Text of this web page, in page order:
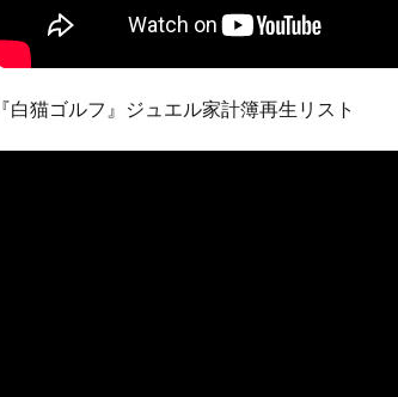
『白猫ゴルフ』ジュエル家計簿再生リスト